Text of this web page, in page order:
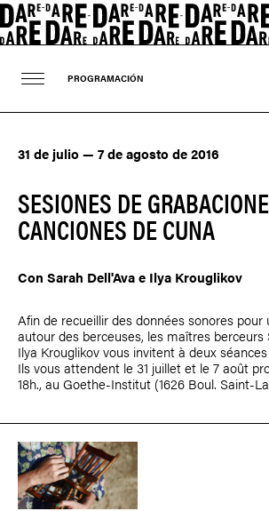
PROGRAMACIÓN
31 de julio — 7 de agosto de 2016
SESIONES DE
CANCIONES DE CUNA
Con Sarah Dell'Avae Ilya Krouglikov
Afin de recueillir des données sonores
autour des berceuses, les maîtres berceurs
Ilya Krouglikovvous invitent à deux
Ils vous attendent le 31 juillet et le 7 août
18h., au Goethe-Institut (1626 Boul. Saint-